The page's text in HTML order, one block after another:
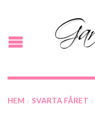
HEM / SVARTA FÅRET /